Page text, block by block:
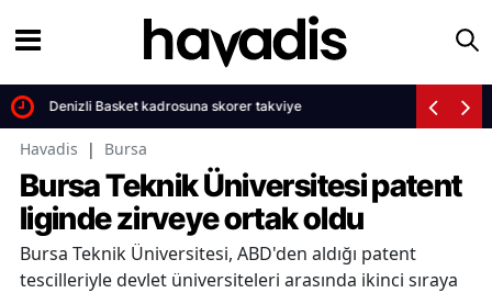
Denizli Basket kadrosuna skorer takviye
Havadis | Bursa
Bursa Teknik Üniversitesi patent
liginde zirveye ortak oldu
Bursa Teknik Üniversitesi, ABD'den aldığı patent
tescilleriyle devlet üniversiteleri arasında ikinci sıraya